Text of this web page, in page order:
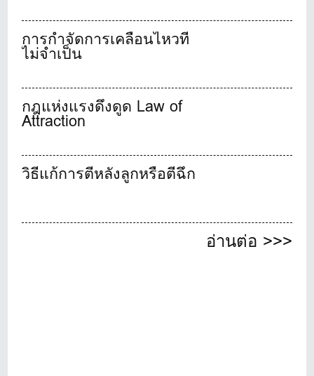
การกำจัดการเคลื่อนไหวที่
ไม่จำเป็น
กฎแห่งแรงดึงดูด Law of
Attraction
วิธีแก้การตีหลังลูกหรือตีฉึก
อ่านต่อ >>>